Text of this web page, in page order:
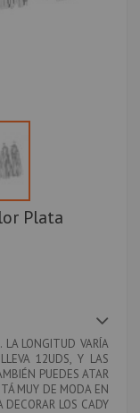
Plata
LA LONGITUD VARÍA
12UDS, Y LAS
PUEDES ATAR
MUY DE MODA EN
DECORAR LOS CADY